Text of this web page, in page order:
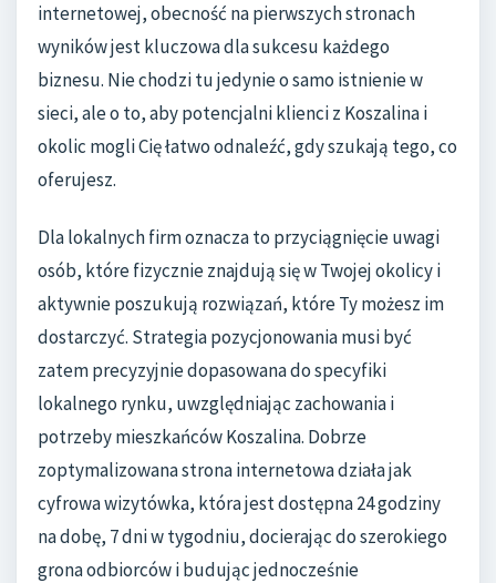
internetowej, obecność na pierwszych stronach
wyników jest kluczowa dla sukcesu każdego
biznesu. Nie chodzi tu jedynie o samo istnienie w
sieci, ale o to, aby potencjalni klienci z Koszalina i
okolic mogli Cię łatwo odnaleźć, gdy szukają tego, co
oferujesz.
Dla lokalnych firm oznacza to przyciągnięcie uwagi
osób, które fizycznie znajdują się w Twojej okolicy i
aktywnie poszukują rozwiązań, które Ty możesz im
dostarczyć. Strategia pozycjonowania musi być
zatem precyzyjnie dopasowana do specyfiki
lokalnego rynku, uwzględniając zachowania i
potrzeby mieszkańców Koszalina. Dobrze
zoptymalizowana strona internetowa działa jak
cyfrowa wizytówka, która jest dostępna 24 godziny
na dobę, 7 dni w tygodniu, docierając do szerokiego
grona odbiorców i budując jednocześnie